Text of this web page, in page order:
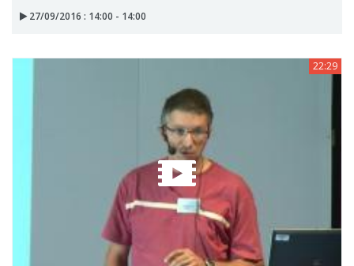
27/09/2016 : 14:00 - 14:00
22:29